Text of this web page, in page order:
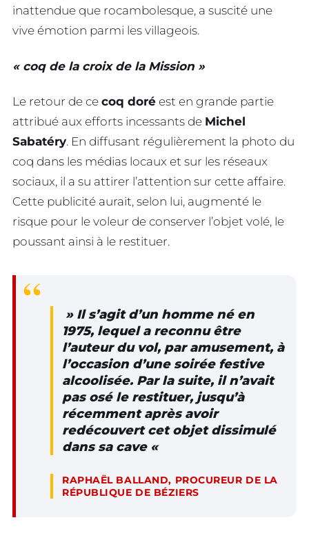
inattendue que rocambolesque, a suscité une
vive émotion parmi les villageois.
« coq de la croix de la Mission »
Le retour de ce coq doré est en grande partie
attribué aux efforts incessants de Michel
Sabatéry. En diffusant régulièrement la photo du
coq dans les médias locaux et sur les réseaux
sociaux, il a su attirer l’attention sur cette affaire.
Cette publicité aurait, selon lui, augmenté le
risque pour le voleur de conserver l’objet volé, le
poussant ainsi à le restituer.
» Il s’agit d’un homme né en
1975, lequel a reconnu être
l’auteur du vol, par amusement, à
l’occasion d’une soirée festive
alcoolisée. Par la suite, il n’avait
pas osé le restituer, jusqu’à
récemment après avoir
redécouvert cet objet dissimulé
dans sa cave «
RAPHAËL BALLAND, PROCUREUR DE LA
RÉPUBLIQUE DE BÉZIERS